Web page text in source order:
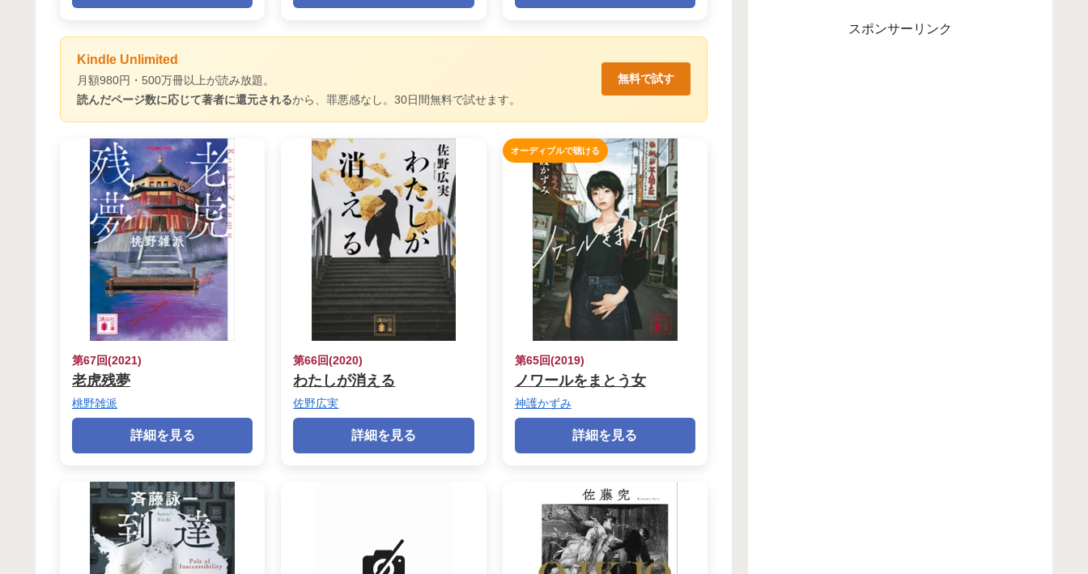
Kindle Unlimited
月額980円・500万冊以上が読み放題。
読んだページ数に応じて著者に還元されるから、罪悪感なし。30日間無料で試せます。
無料で試す
第67回(2021)
老虎残夢
桃野雑派
詳細を見る
第66回(2020)
わたしが消える
佐野広実
詳細を見る
オーディブルで聴ける
第65回(2019)
ノワールをまとう女
神護かずみ
詳細を見る
スポンサーリンク